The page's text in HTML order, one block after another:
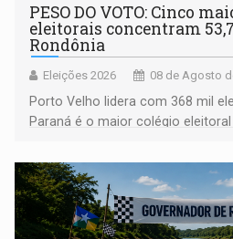
PESO DO VOTO: Cinco
eleitorais concentram
Rondônia
Eleições 2026 08 de Agosto
Porto Velho lidera com 368 mil
Paraná é o maior colégio